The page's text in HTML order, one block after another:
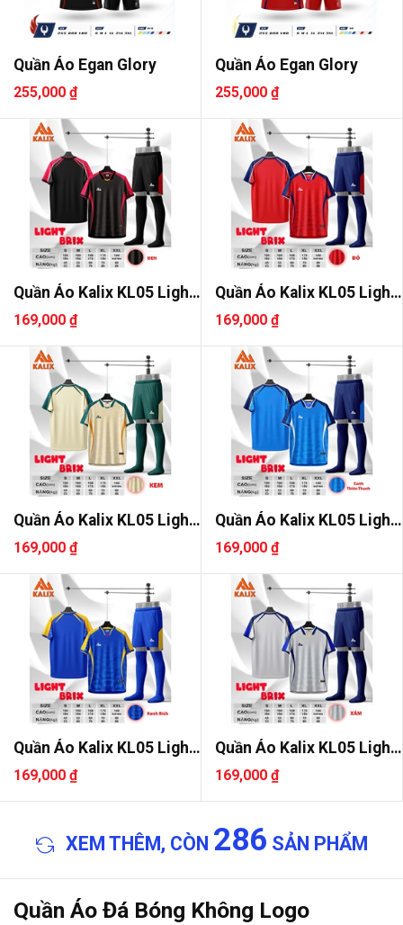
Quần Áo Egan Glory
255,000 ₫
Quần Áo Egan Glory
255,000 ₫
Quần Áo Kalix KL05 Light
Bri..
169,000 ₫
Quần Áo Kalix KL05 Light
Bri..
169,000 ₫
Quần Áo Kalix KL05 Light
Bri..
169,000 ₫
Quần Áo Kalix KL05 Light
Bri..
169,000 ₫
Quần Áo Kalix KL05 Light
Bri..
169,000 ₫
Quần Áo Kalix KL05 Light
Bri..
169,000 ₫
XEM THÊM, CÒN 286 SẢN PHẨM
Quần Áo Đá Bóng Không Logo